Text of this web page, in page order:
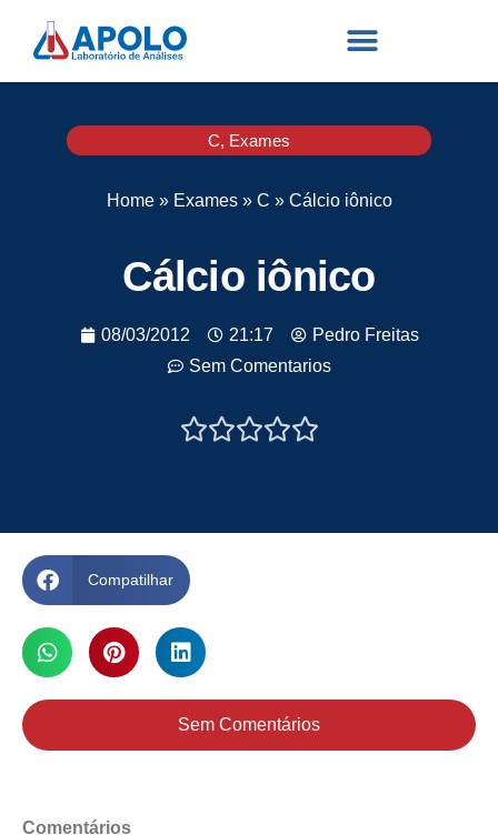
C, Exames
Home» Exames» C » Cálcio iônico
Cálcio iônico
08/03/2012 21:17
Pedro Freitas
Sem Comentarios

Compatilhar
Sem Comentários
Comentários